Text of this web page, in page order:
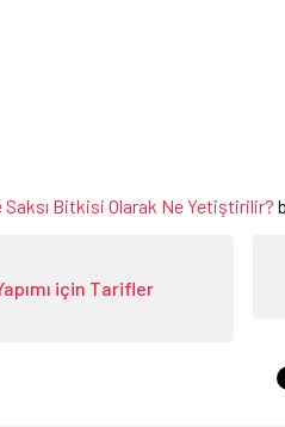
Saksı Bitkisi Olarak Ne Yetiştirilir?
için Tarifler